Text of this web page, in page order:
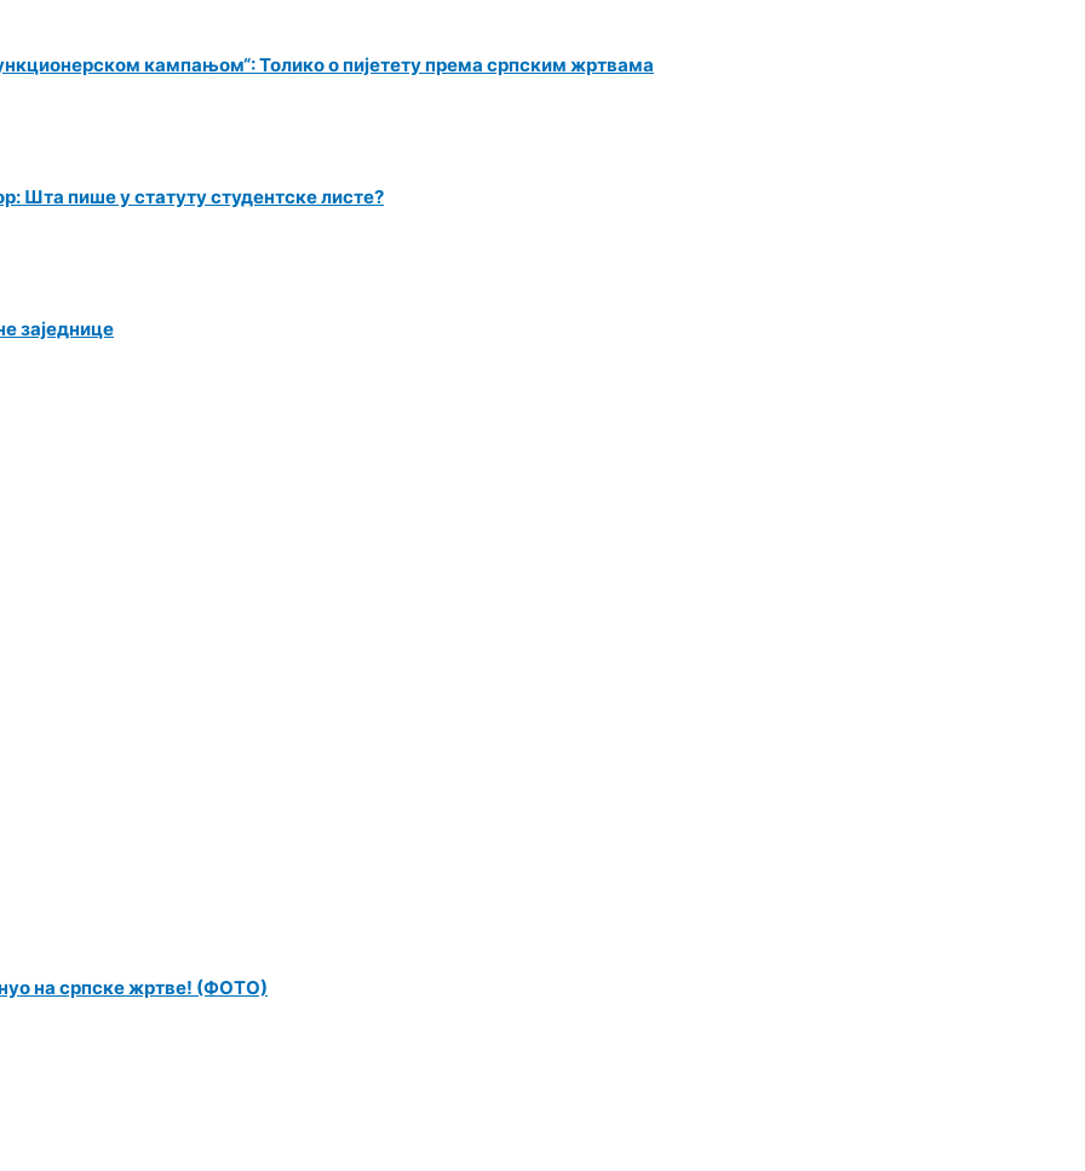
кампањом“: Толико о пијетету према српским жртвама
Шта пише у статуту студентске листе?
заједнице
на српске жртве! (ФОТО)